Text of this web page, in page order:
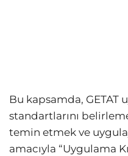
Bu kapsamda, GETAT
standartlarını
temin etmek ve
amacıyla “Uygulama